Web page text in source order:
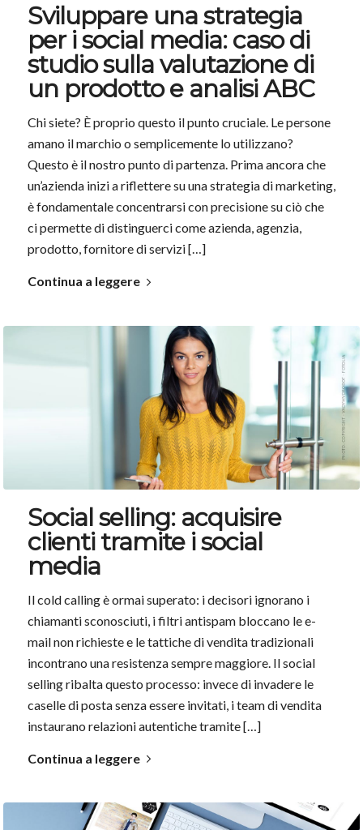
Sviluppare una strategia
per i social media: caso di
studio sulla valutazione di
un prodotto e analisi ABC
Chi siete? È proprio questo il punto cruciale. Le persone
amano il marchio o semplicemente lo utilizzano?
Questo è il nostro punto di partenza. Prima ancora che
un’azienda inizi a riflettere su una strategia di marketing,
è fondamentale concentrarsi con precisione su ciò che
ci permette di distinguerci come azienda, agenzia,
prodotto, fornitore di servizi […]
Continua a leggere
Social selling: acquisire
clienti tramite i social
media
Il cold calling è ormai superato: i decisori ignorano i
chiamanti sconosciuti, i filtri antispam bloccano le e-
mail non richieste e le tattiche di vendita tradizionali
incontrano una resistenza sempre maggiore. Il social
selling ribalta questo processo: invece di invadere le
caselle di posta senza essere invitati, i team di vendita
instaurano relazioni autentiche tramite […]
Continua a leggere